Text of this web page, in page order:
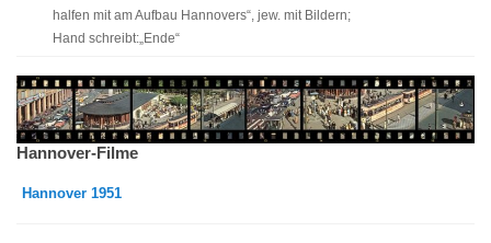
halfen mit am Aufbau Hannovers“, jew. mit Bildern;
Hand schreibt:„Ende“
Hannover-Filme
Hannover 1951